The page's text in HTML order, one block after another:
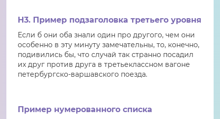
H3. Пример подзаголовка третьего уровня
Если б они оба знали один про другого, чем они
особенно в эту минуту замечательны, то, конечно,
подивились бы, что случай так странно посадил
их друг против друга в третьеклассном вагоне
петербургско-варшавского поезда.
Пример нумерованного списка